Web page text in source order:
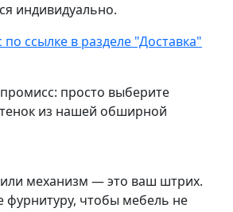
индивидуально.
ссылке в разделе "Доставка"
просто выберите
из нашей обширной
механизм — это ваш штрих.
фурнитуру, чтобы мебель не